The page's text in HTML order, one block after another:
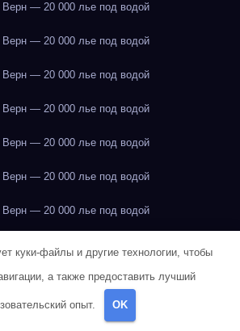
— 20 000 лье под водой
— 20 000 лье под водой
— 20 000 лье под водой
— 20 000 лье под водой
— 20 000 лье под водой
— 20 000 лье под водой
— 20 000 лье под водой
— 20 000 лье под водой
— 20 000 лье под водой
куки-файлы и другие технологии, чтобы
а также предоставить лучший
опыт. OK